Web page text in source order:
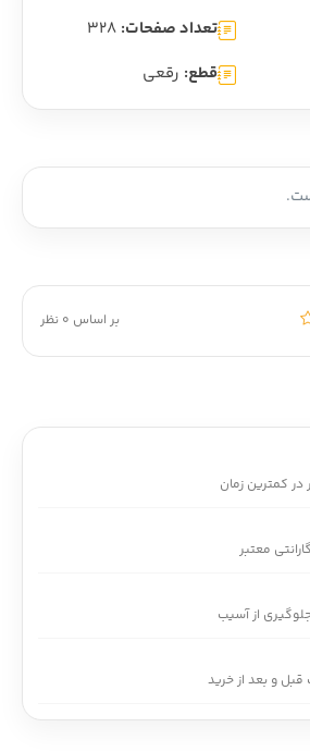
تعداد صفحات: 328
قطع: رقعی
بر اساس 0 نظر
کمترین زمان
معتبر
از آسیب
و بعد از خرید